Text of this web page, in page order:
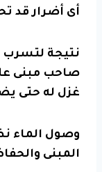
أى أضرار قد
نتيجة لتسرب
صاحب مبنى
غزل له حتى
وصول الماء
المبنى